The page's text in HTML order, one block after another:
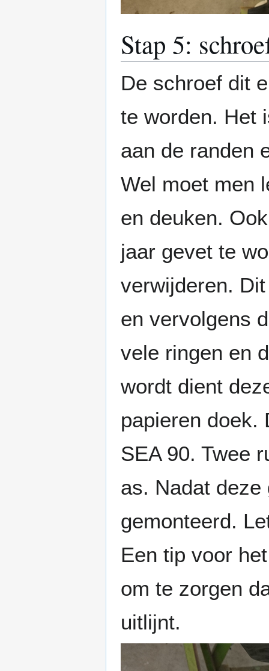
Stap 5:
De schroef dit
te worden. Het
aan de randen
Wel moet men
en deuken.
jaar gevet te
verwijderen.
en vervolgens
vele ringen en
wordt dient
papieren doek.
SEA 90. Twee
as. Nadat
gemonteerd.
Een tip voor
om te zorgen
uitlijnt.